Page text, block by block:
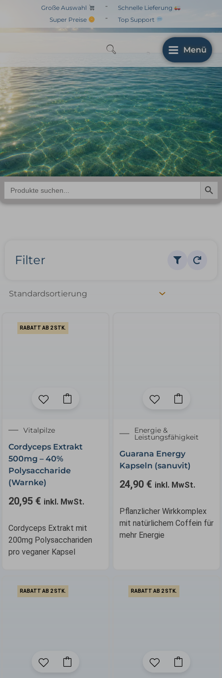
springen
Große Auswahl
Super Preise
-
-
Schnelle Lieferung
Top Support
Menü
Search
for:
Search
Filter
RABATT AB 2 STK.
Vitalpilze
Cordyceps Extrakt
500mg – 40%
Polysaccharide
(Warnke)
20,95 € inkl. MwSt.
Cordyceps Extrakt mit
200mg Polysacchariden
pro veganer Kapsel
Energie &
Leistungsfähigkeit
Guarana Energy
Kapseln (sanuvit)
24,90 € inkl. MwSt.
Pflanzlicher Wirkkomplex
mit natürlichem Coffein für
mehr Energie
RABATT AB 2 STK. RABATT AB 2 STK.